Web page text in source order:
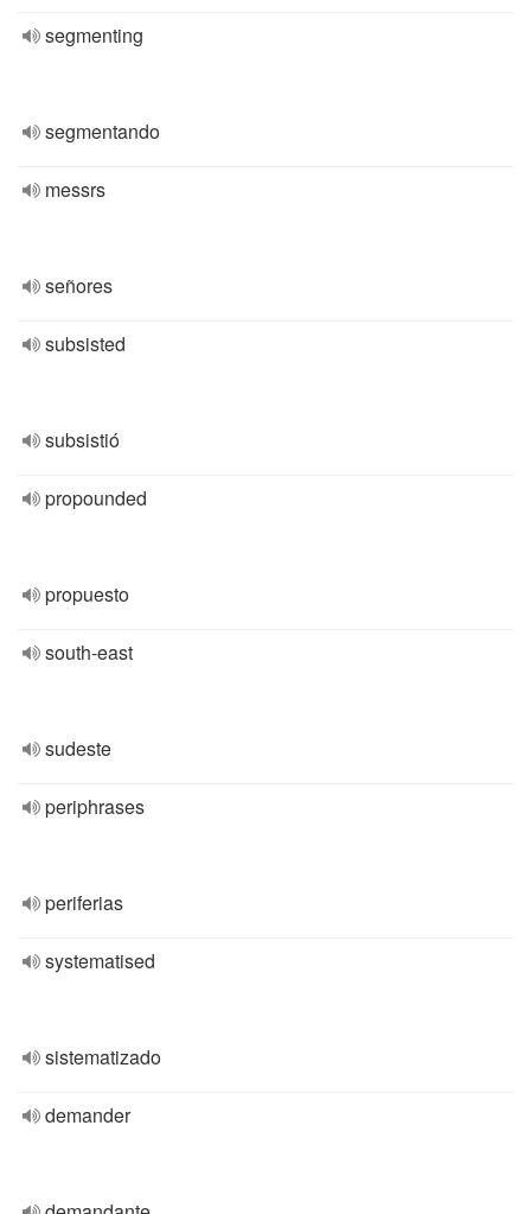
segmenting
segmentando
messrs
señores
subsisted
subsistió
propounded
propuesto
south-east
sudeste
periphrases
periferias
systematised
sistematizado
demander